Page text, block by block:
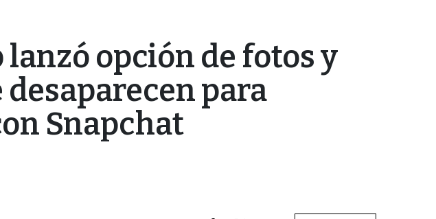
opción de fotos y
para
Snapchat